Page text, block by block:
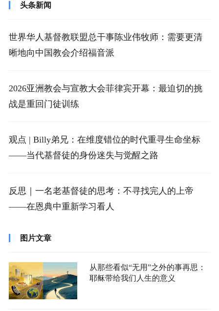
头条新闻
世界华人基督教联盟总干事陈业伟牧师：需要更清
晰地向中国教会介绍福音派
2026亚洲教会与宣教大会菲律宾开幕：最迫切的挑
战是重回门徒训练
观点 | Billy弟兄：在维度错位的时代重寻生命坐标
——当代基督徒的身份迷失与觉醒之路
反思｜一名老基督徒的思考：不寻找完人的上帝
——在恩典中重新学习看人
图片文章
从那些看似“无用”之外的事再思：
耶稣带给我们人生的意义